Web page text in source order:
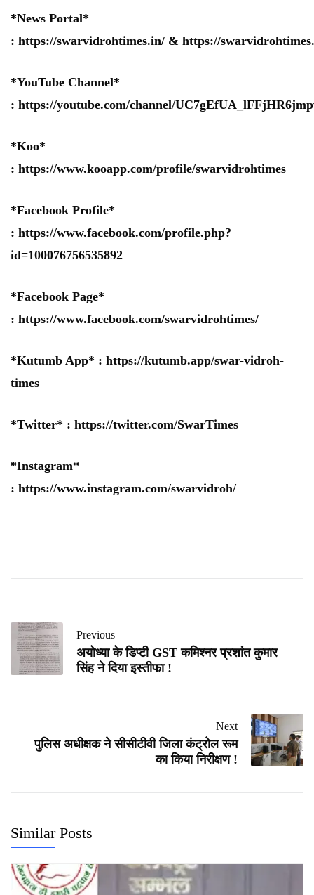
*News Portal*
: https://swarvidrohtimes.in/ & https://
*YouTube Channel*
: https://youtube.com/channel/
*Koo*
: https://www.kooapp.com/profile/swarvidrohtimes
*Facebook Profile*
: https://www.facebook.com/profile.php?
id=100076756535892
*Facebook Page*
: https://www.facebook.com/swarvidrohtimes/
*Kutumb App* : https://kutumb.app/swar-vidroh-
times
*Twitter* : https://twitter.com/SwarTimes
*Instagram*
: https://www.instagram.com/swarvidroh/
Previous
अयोध्या के डिप्टी GST कमिश्नर प्रशांत कुमार
सिंह ने दिया इस्तीफा !
Next
पुलिस अधीक्षक ने सीसीटीवी जिला कंट्रोल रूम
का किया निरीक्षण !
Similar Posts